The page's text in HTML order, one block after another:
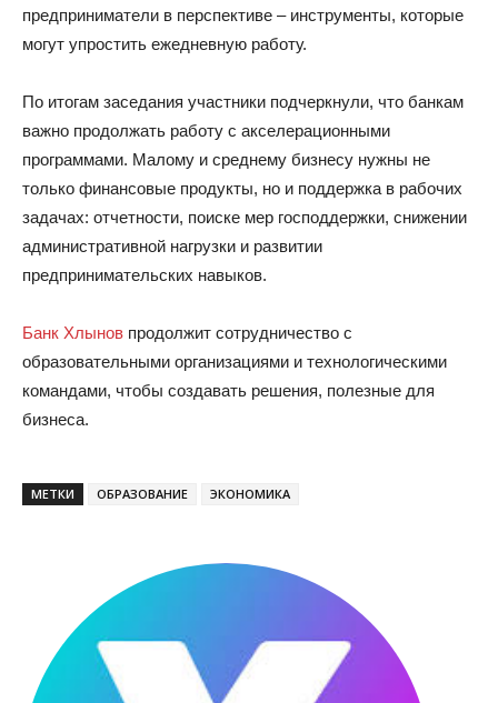
предприниматели в перспективе – инструменты, которые
могут упростить ежедневную работу.
По итогам заседания участники подчеркнули, что банкам
важно продолжать работу с акселерационными
программами. Малому и среднему бизнесу нужны не
только финансовые продукты, но и поддержка в рабочих
задачах: отчетности, поиске мер господдержки, снижении
административной нагрузки и развитии
предпринимательских навыков.
Банк Хлынов продолжит сотрудничество с
образовательными организациями и технологическими
командами, чтобы создавать решения, полезные для
бизнеса.
МЕТКИ ОБРАЗОВАНИЕ ЭКОНОМИКА